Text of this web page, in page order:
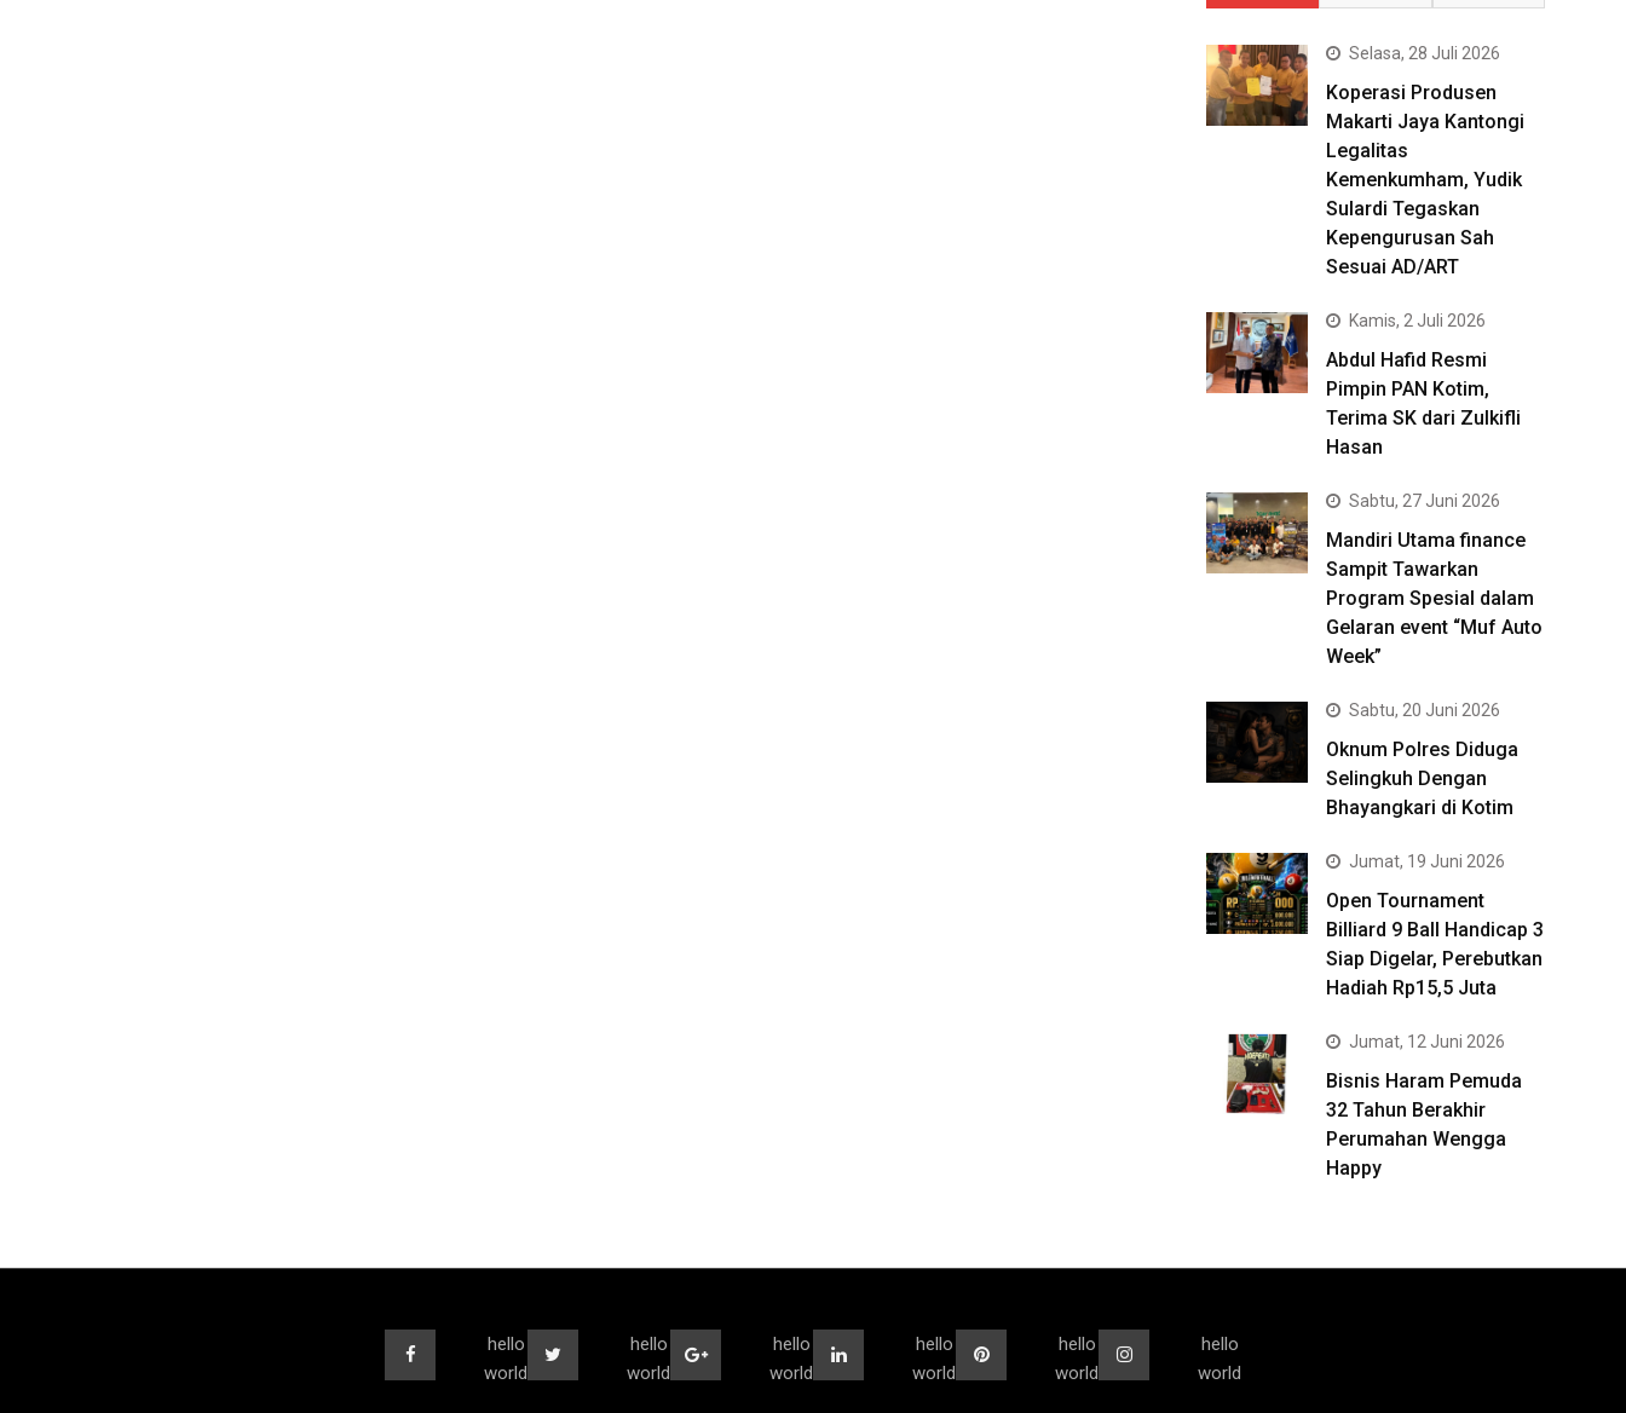
Selasa, 28 Juli 2026
Koperasi Produsen
Makarti Jaya Kantongi
Legalitas
Kemenkumham, Yudik
Sulardi Tegaskan
Kepengurusan Sah
Sesuai AD/ART
Kamis, 2 Juli 2026
Abdul Hafid Resmi
Pimpin PAN Kotim,
Terima SK dari Zulkifli
Hasan
Sabtu, 27 Juni 2026
Mandiri Utama finance
Sampit Tawarkan
Program Spesial dalam
Gelaran event “Muf Auto
Week”
Sabtu, 20 Juni 2026
Oknum Polres Diduga
Selingkuh Dengan
Bhayangkari di Kotim
Jumat, 19 Juni 2026
Open Tournament
Billiard 9 Ball Handicap 3
Siap Digelar, Perebutkan
Hadiah Rp15,5 Juta
Jumat, 12 Juni 2026
Bisnis Haram Pemuda
32 Tahun Berakhir
Perumahan Wengga
Happy
hello
world
hello
world
hello
world
hello
world
hello
world
hello
world